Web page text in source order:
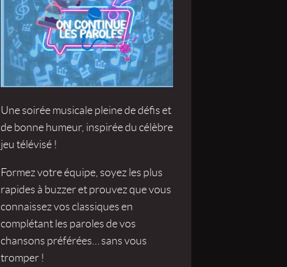
Une soirée musicale pleine de défis et
de bonne humeur, inspirée du célèbre
jeu télévisé !
Formez votre équipe, soyez les plus
rapides à buzzer et prouvez que vous
connaissez vos classiques en
complétant les paroles de vos
chansons préférées… sans vous
tromper !